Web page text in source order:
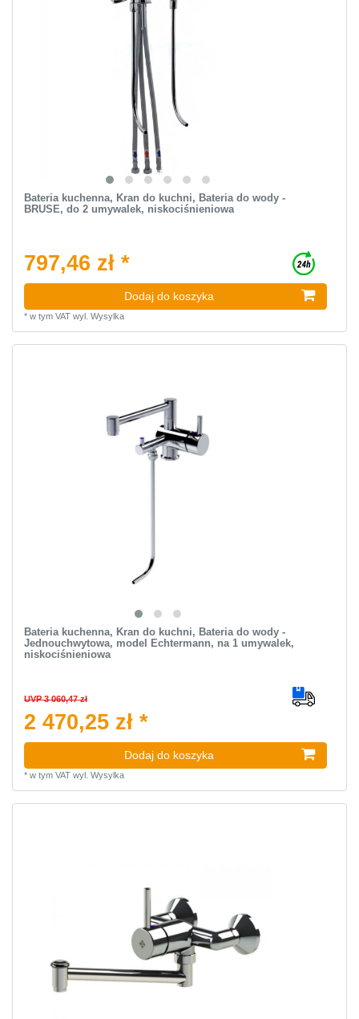
Bateria kuchenna, Kran do kuchni, Bateria do wody -
BRUSE, do 2 umywalek, niskociśnieniowa
797,46 zł *
Dodaj do koszyka
* w tym VATwyl. Wysylka
Bateria kuchenna, Kran do kuchni, Bateria do wody -
Jednouchwytowa, model Echtermann, na 1 umywalek,
niskociśnieniowa
UVP 3 060,47 zł
2 470,25 zł *
Dodaj do koszyka
* w tym VATwyl. Wysylka